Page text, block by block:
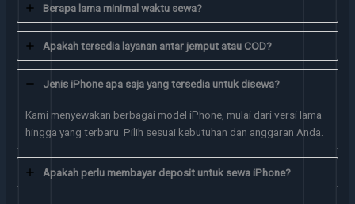
Berapa lama minimal waktu sewa?
Apakah tersedia layanan antar jemput atau COD?
Jenis iPhone apa saja yang tersedia untuk disewa?
Kami menyewakan berbagai model iPhone, mulai dari versi lama
hingga yang terbaru. Pilih sesuai kebutuhan dan anggaran Anda.
Apakah perlu membayar deposit untuk sewa iPhone?